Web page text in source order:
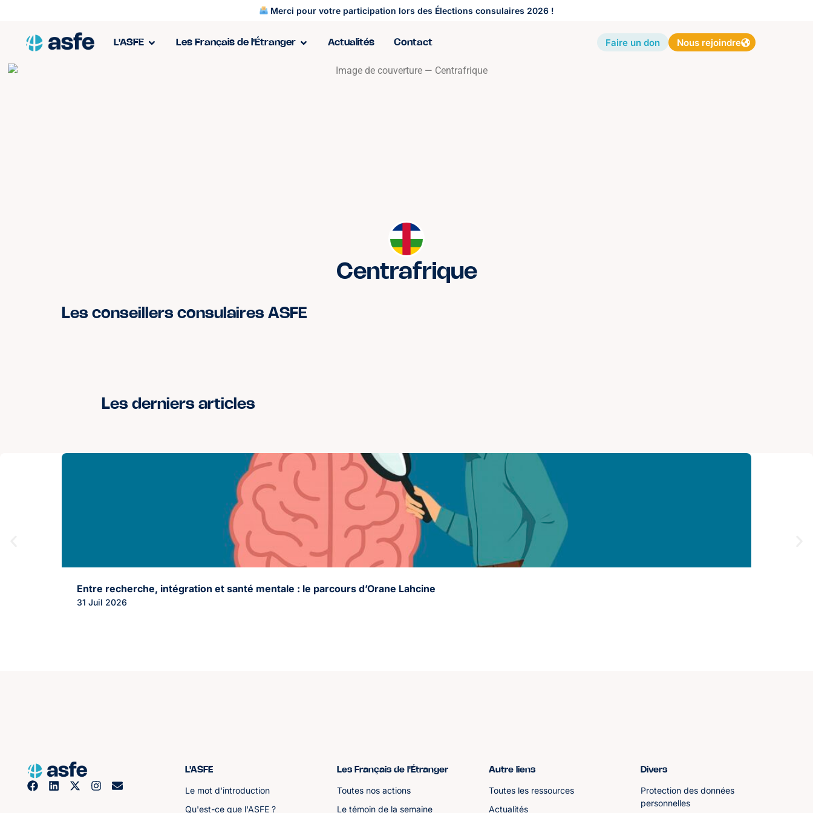
Merci pour votre participation lors des Élections consulaires 2026 !
L'ASFE Les Français de l'Étranger Actualités Contact Faire un don Nous rejoindre
Centrafrique
Les conseillers consulaires ASFE
Les derniers articles
Entre recherche, intégration et santé mentale : le parcours d’Orane Lahcine
31 Juil 2026
L'ASFE
Le mot d'introduction
Qu'est-ce que l'ASFE ?
Les Français de l'Étranger
Toutes nos actions
Le témoin de la semaine
Autre liens
Toutes les ressources
Actualités
Divers
Protection des données
personnelles